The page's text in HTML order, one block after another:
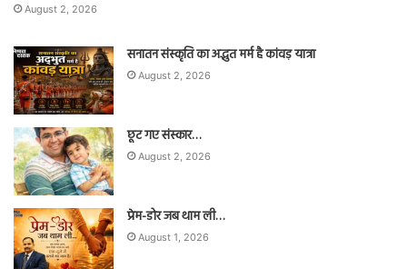
August 2, 2026
सनातन संस्कृति का अद्भुत मर्म है कांवड़ यात्रा
August 2, 2026
छूट गए संस्कार…
August 2, 2026
प्रेम-डोर जब थाम ली…
August 1, 2026